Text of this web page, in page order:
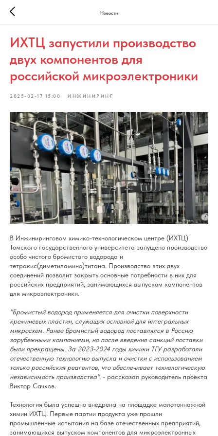
Новости
ИХТЦ запустили производство
двух компонентов для
российской микроэлектроники
2025-02-17 15:00 ИНЖИНИРИНГ
В Инжиниринговом химико-технологическом центре (ИХТЦ)
Томского государственного университета запущено производство
особо чистого бромистого водорода и
тетракис(диметиламино)титана. Производство этих двух
соединений позволит закрыть основные потребности в них для
российских предприятий, занимающихся выпуском компонентов
для микроэлектроники.
"Бромистый водород применяется для очистки поверхности
кремниевых пластин, служащих основной для интегральных
микросхем. Ранее бромистый водород поставлялся в Россию
зарубежными компаниями, но после введения санкций поставки
были прекращены. За 2023-2024 годы химики ТГУ разработали
отечественную технологию выпуска и очистки с использованием
только российских реагентов, что обеспечивает технологическую
независимость производства", - рассказал руководитель проекта
Виктор Сачков.
Технология была успешно внедрена на площадке малотоннажной
химии ИХТЦ. Первые партии продукта уже прошли
промышленные испытания на базе отечественных предприятий,
занимающихся выпуском компонентов для микроэлектронных